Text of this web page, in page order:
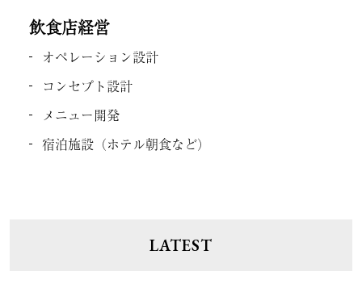
飲食店経営
オペレーション設計
コンセプト設計
メニュー開発
宿泊施設（ホテル朝食など）
LATEST